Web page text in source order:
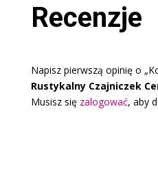
Recenzje
Napisz pierwszą opinię o
Rustykalny Czajniczek
Musisz się zalogować, aby